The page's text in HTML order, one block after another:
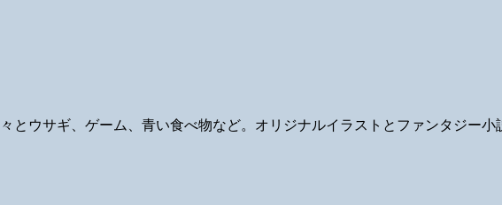
とウサギ、ゲーム、青い食べ物など。オリジナルイラストとファンタジー小